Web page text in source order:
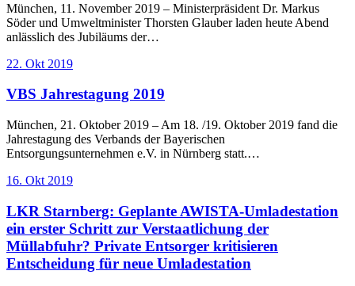
München, 11. November 2019 – Ministerpräsident Dr. Markus
Söder und Umweltminister Thorsten Glauber laden heute Abend
anlässlich des Jubiläums der…
22. Okt 2019
VBS Jahrestagung 2019
München, 21. Oktober 2019 – Am 18. /19. Oktober 2019 fand die
Jahrestagung des Verbands der Bayerischen
Entsorgungsunternehmen e.V. in Nürnberg statt.…
16. Okt 2019
LKR Starnberg: Geplante AWISTA-Umladestation
ein erster Schritt zur Verstaatlichung der
Müllabfuhr? Private Entsorger kritisieren
Entscheidung für neue Umladestation